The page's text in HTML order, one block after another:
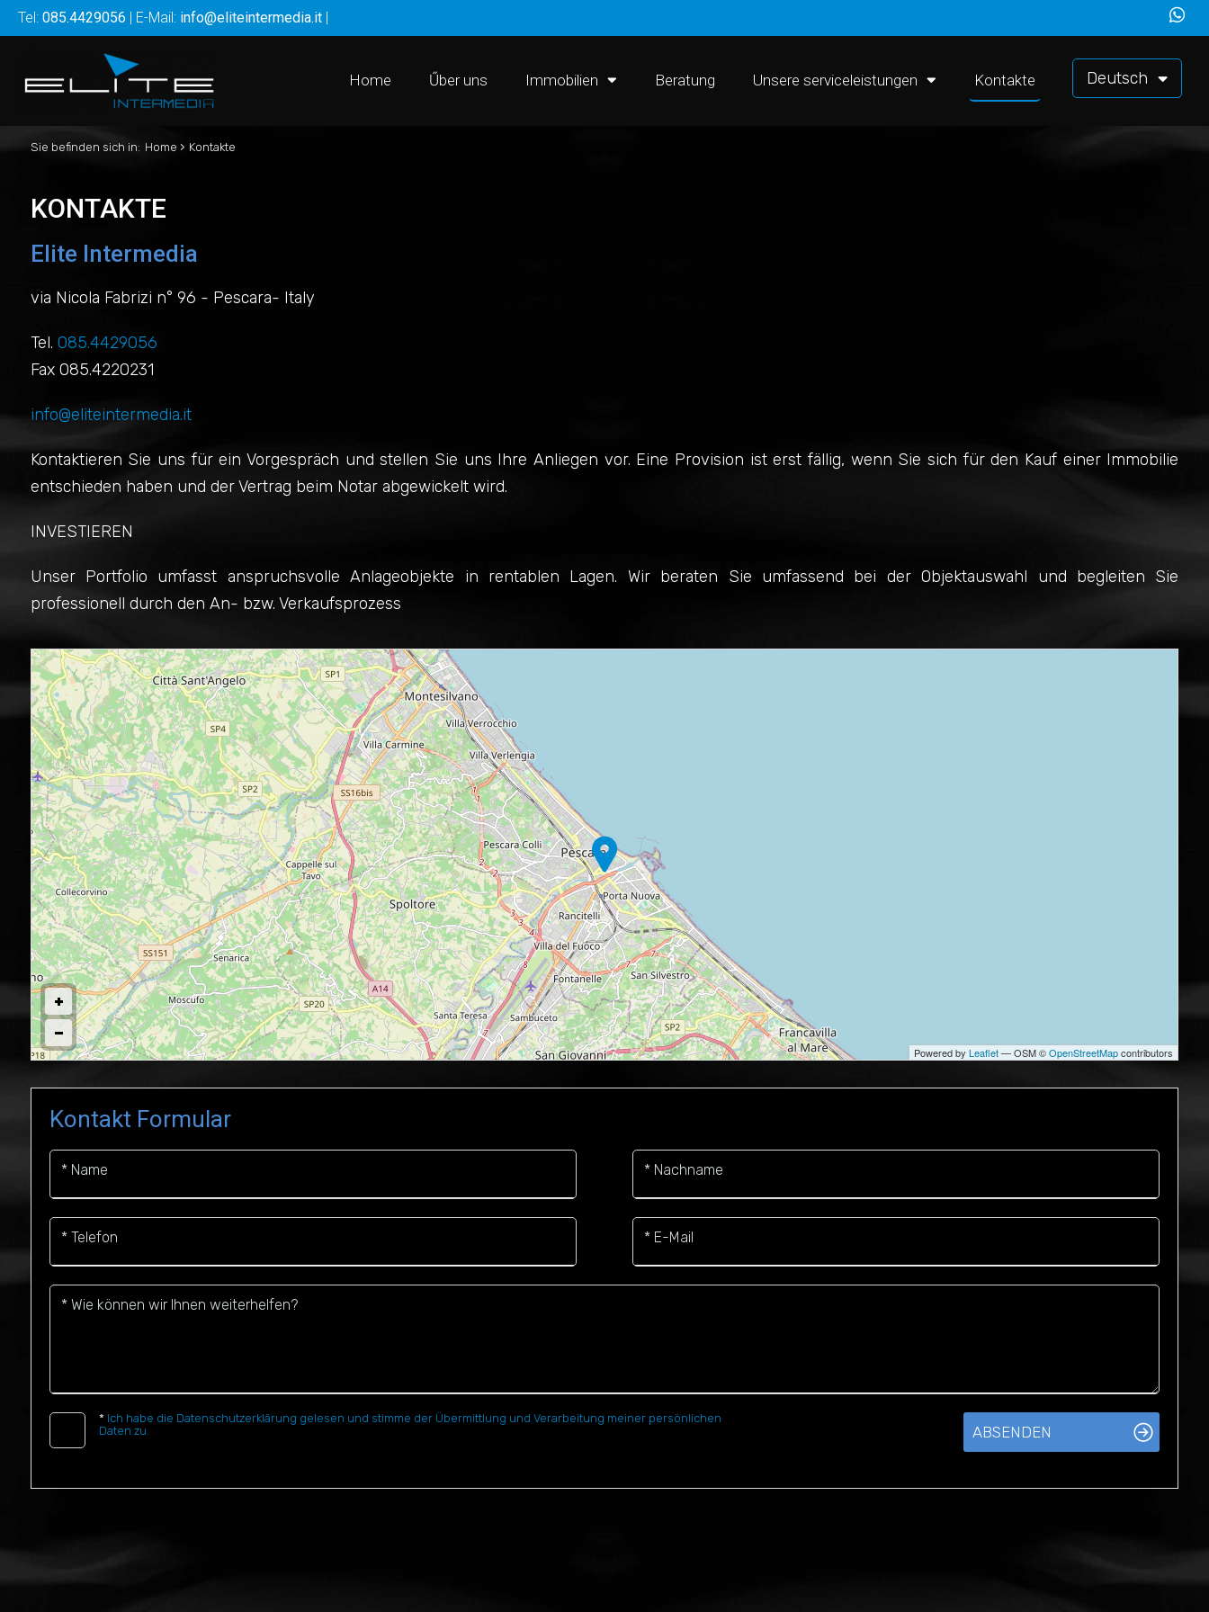
Deutsch
Home Űber uns Immobilien Beratung Unsere serviceleistungen Kontakte
Tel: 085.4429056 | E-Mail: info@eliteintermedia.it |
Sie befinden sich in: Home › Kontakte
KONTAKTE
Elite Intermedia
via Nicola Fabrizi n° 96 - Pescara- Italy
Tel. 085.4429056
Fax 085.4220231
info@eliteintermedia.it
Kontaktieren Sie uns für ein Vorgespräch und stellen Sie uns Ihre Anliegen vor. Eine Provision ist erst fällig, wenn Sie sich für den Kauf einer Immobilie
entschieden haben und der Vertrag beim Notar abgewickelt wird.
INVESTIEREN
Unser Portfolio umfasst anspruchsvolle Anlageobjekte in rentablen Lagen. Wir beraten Sie umfassend bei der Objektauswahl und begleiten Sie
professionell durch den An- bzw. Verkaufsprozess
Powered by Leaflet— OSM ©OpenStreetMapcontributors
Kontakt Formular
* Name * Nachname
* Telefon * E-Mail
* Wie können wir Ihnen weiterhelfen?
* Ich habe die Datenschutzerklärung gelesen und stimme der Übermittlung und Verarbeitung meiner persönlichen
Daten zu.
ABSENDEN